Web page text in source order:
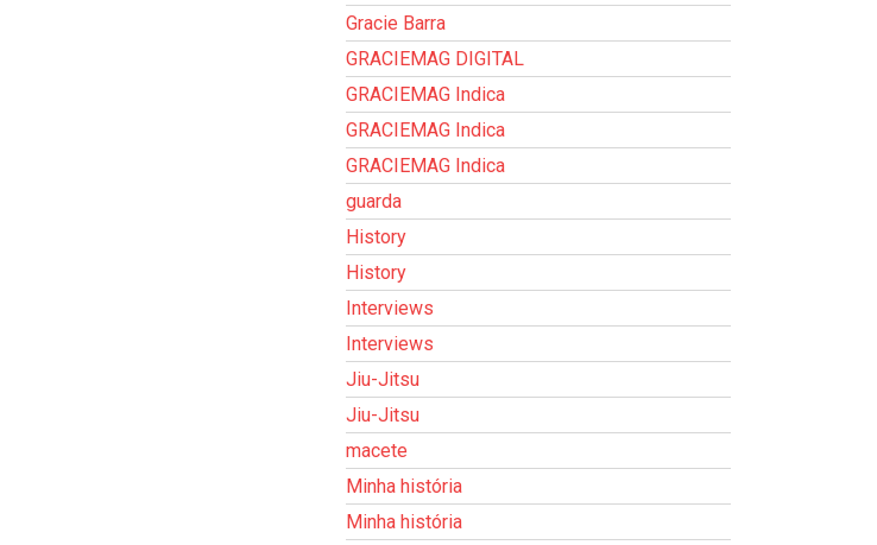
Gracie Barra
GRACIEMAG DIGITAL
GRACIEMAG Indica
GRACIEMAG Indica
GRACIEMAG Indica
guarda
History
History
Interviews
Interviews
Jiu-Jitsu
Jiu-Jitsu
macete
Minha história
Minha história